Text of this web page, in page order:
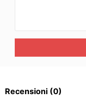
Recensioni (0)